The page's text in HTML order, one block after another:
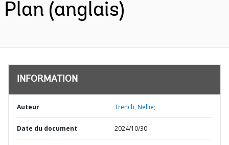
Plan (anglais)
INFORMATION
Auteur Trench, Nellie;
Date du document 2024/10/30